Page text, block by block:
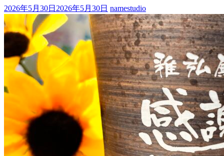
2026年5月30日 2026年5月30日 namestudio